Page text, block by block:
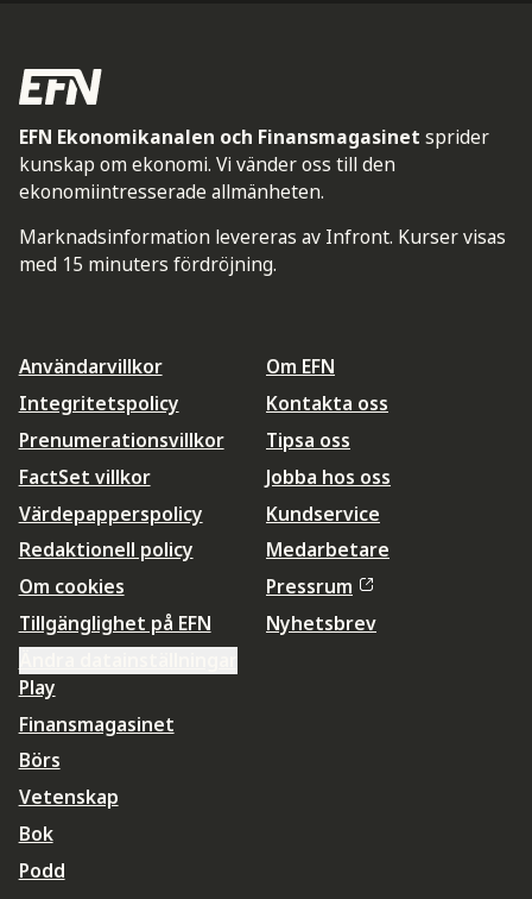
EFN Ekonomikanalen och Finansmagasinet sprider
kunskap om ekonomi. Vi vänder oss till den
ekonomiintresserade allmänheten.
Marknadsinformation levereras av Infront. Kurser visas
med 15 minuters fördröjning.
Användarvillkor
Integritetspolicy
Prenumerationsvillkor
FactSet villkor
Värdepapperspolicy
Redaktionell policy
Om cookies
Tillgänglighet på EFN
Om EFN
Kontakta oss
Tipsa oss
Jobba hos oss
Kundservice
Medarbetare
Pressrum
Nyhetsbrev
Play
Finansmagasinet
Börs
Vetenskap
Bok
Podd